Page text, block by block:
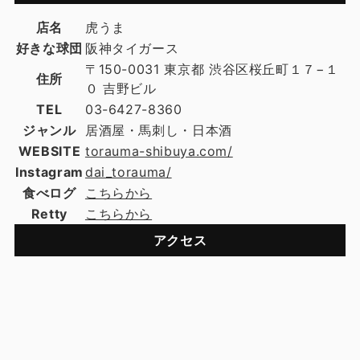
店名
虎うま
好きな球団 阪神タイガース
住所
〒150-0031 東京都 渋谷区桜丘町１７−１
０ 吉野ビル
TEL
03-6427-8360
ジャンル
居酒屋・馬刺し・日本酒
WEBSITE torauma-shibuya.com/
Instagram dai_torauma/
食べログ
こちらから
Retty
こちらから
アクセス